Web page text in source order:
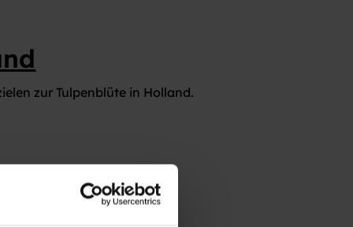
zur Tulpenblüte in Holland.